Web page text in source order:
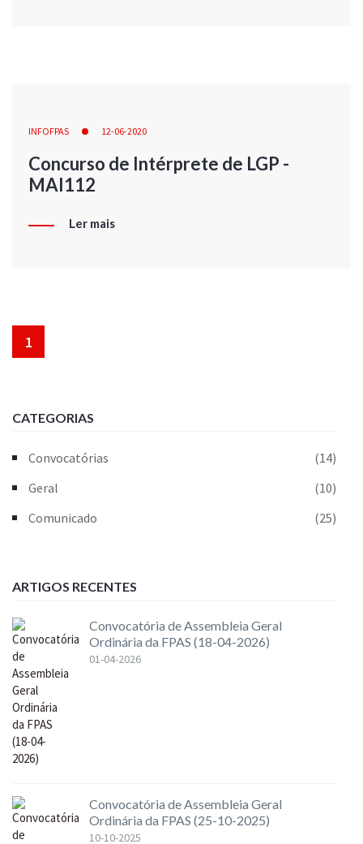
INFOFPAS 12-06-2020
Concurso de Intérprete de LGP -
MAI112
Ler mais
1
CATEGORIAS
Convocatórias
(14)
Geral
(10)
Comunicado
(25)
ARTIGOS RECENTES
Convocatória de Assembleia Geral
Ordinária da FPAS (18-04-2026)
01-04-2026
Convocatória de Assembleia Geral
Ordinária da FPAS (25-10-2025)
10-10-2025